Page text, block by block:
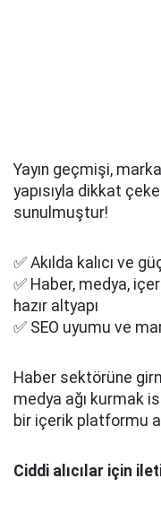
Yayın geçmişi,
yapısıyla dikkat
sunulmuştur!
✅ Akılda kalıcı ve
✅ Haber, medya,
hazır altyapı
✅ SEO uyumu ve
Haber sektörüne
medya ağı kurmak
bir içerik platformu
Ciddi alıcılar için